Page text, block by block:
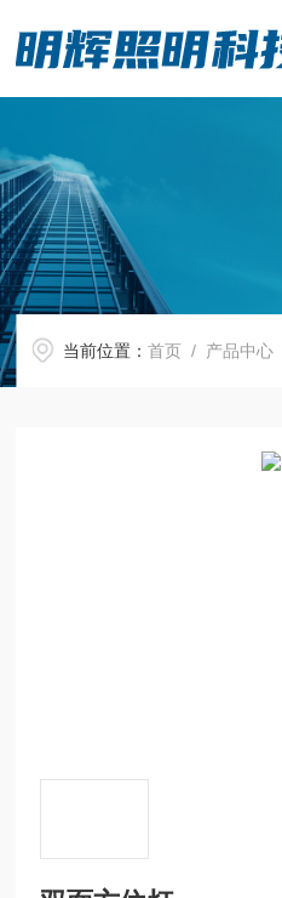
当前位置：首页 / 产品中心